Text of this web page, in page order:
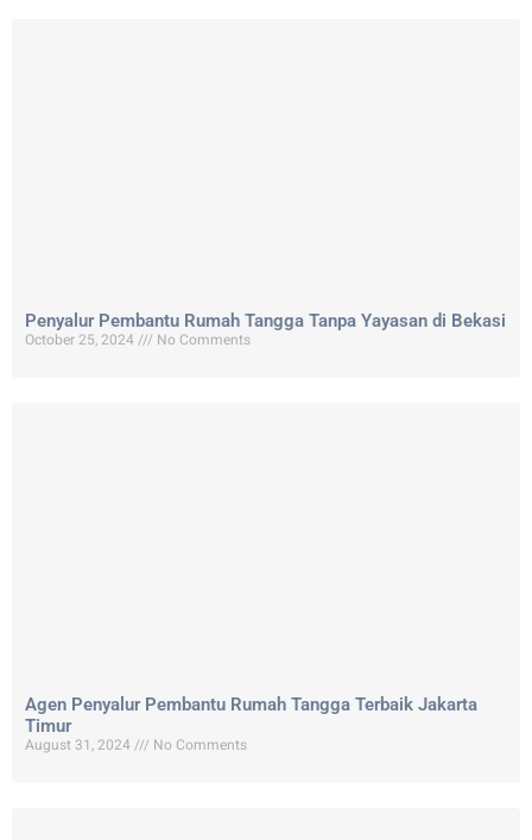
Penyalur Pembantu Rumah Tangga Tanpa Yayasan di Bekasi
October 25, 2024
No Comments
Agen Penyalur Pembantu Rumah Tangga Terbaik Jakarta
Timur
August 31, 2024
No Comments